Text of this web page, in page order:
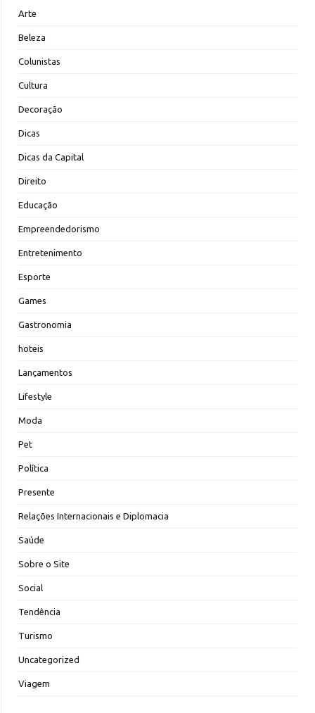
Arte
Beleza
Colunistas
Cultura
Decoração
Dicas
Dicas da Capital
Direito
Educação
Empreendedorismo
Entretenimento
Esporte
Games
Gastronomia
hoteis
Lançamentos
Lifestyle
Moda
Pet
Política
Presente
Relações Internacionais e Diplomacia
Saúde
Sobre o Site
Social
Tendência
Turismo
Uncategorized
Viagem